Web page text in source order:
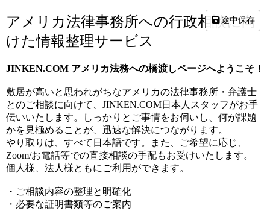
アメリカ法律事務所への行政相談に向
けた情報整理サービス
JINKEN.COM アメリカ法務への橋渡しページへようこそ！
敷居が高いと思われがちなアメリカの法律事務所・弁護士
とのご相談に向けて、JINKEN.COM日本人スタッフがお手
伝いいたします。しっかりとご事情をお伺いし、何が課題
かを見極めることが、迅速な解決につながります。
やり取りは、すべて日本語です。また、ご希望に応じ、
Zoom/お電話等での直接相談の手配もお受けいたします。
個人様、法人様ともにご利用ができます。
・ご相談内容の整理と明確化
・必要な証明書類等のご案内
途中保存